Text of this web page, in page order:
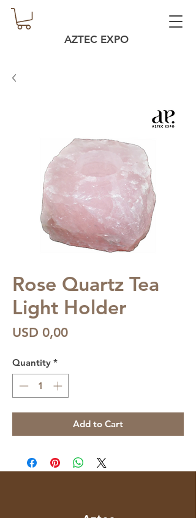
AZTEC EXPO
Rose Quartz Tea
Light Holder
USD 0,00Price
Quantity *
Add to Cart